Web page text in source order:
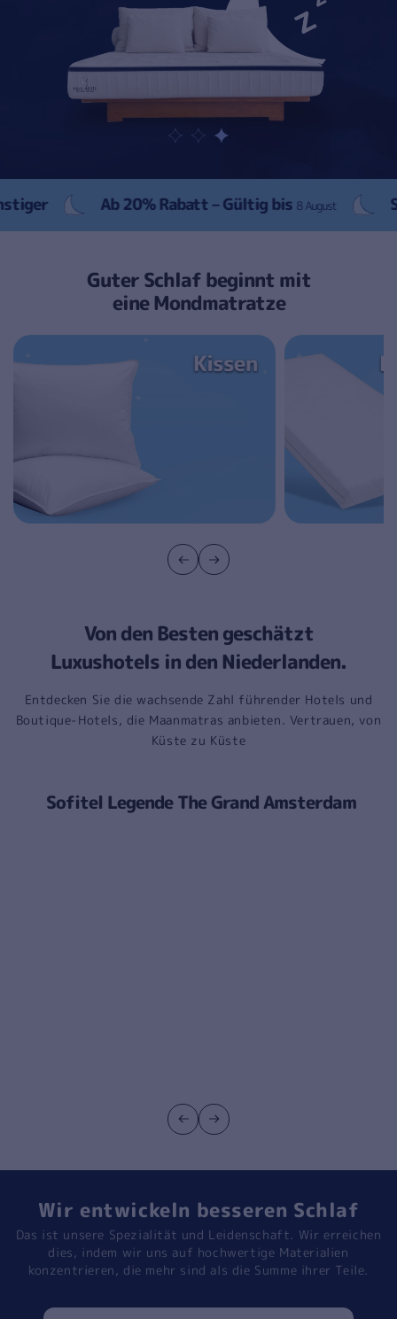
Ab 20% Rabatt – Gültig bis8 August
Guter Schlaf beginnt mit
eine Mondmatratze
Kissen
Von den Besten geschätzt
Luxushotels in den Niederlanden.
Entdecken Sie die wachsende Zahl führender Hotels und
Boutique-Hotels, die Maanmatras anbieten. Vertrauen, von
Küste zu Küste
Wintergartenhotel
Wir entwickeln besseren Schlaf
Das ist unsere Spezialität und Leidenschaft. Wir erreichen
dies, indem wir uns auf hochwertige Materialien
konzentrieren, die mehr sind als die Summe ihrer Teile.